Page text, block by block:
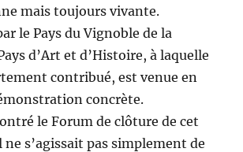
mais toujours vivante.
le Pays du Vignoble de la
d’Art et d’Histoire, à laquelle
contribué, est venue en
concrète.
le Forum de clôture de cet
s’agissait pas simplement de